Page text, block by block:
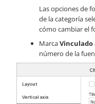
Las opciones de
de la categoría
cómo cambiar el
Marca
número de la